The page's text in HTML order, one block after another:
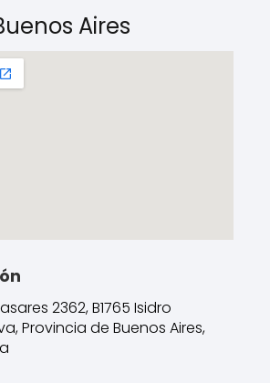
Aires
2362, B1765 Isidro
Provincia de Buenos Aires,